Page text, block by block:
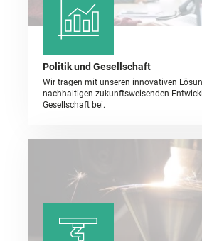
Politik und Gesellschaft
Wir tragen mit unseren innovativen
nachhaltigen zukunftsweisenden
Gesellschaft bei.